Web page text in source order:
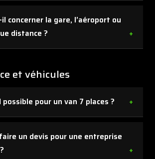
de réservation. Ensuite, nous
une proposition adaptée au trajet et
concerner la gare, l’aéroport ou
distance ?
trajets régionaux et longues distances.
et véhicules
pour un van 7 places ?
nombre de passagers et de bagages.
un devis pour une entreprise